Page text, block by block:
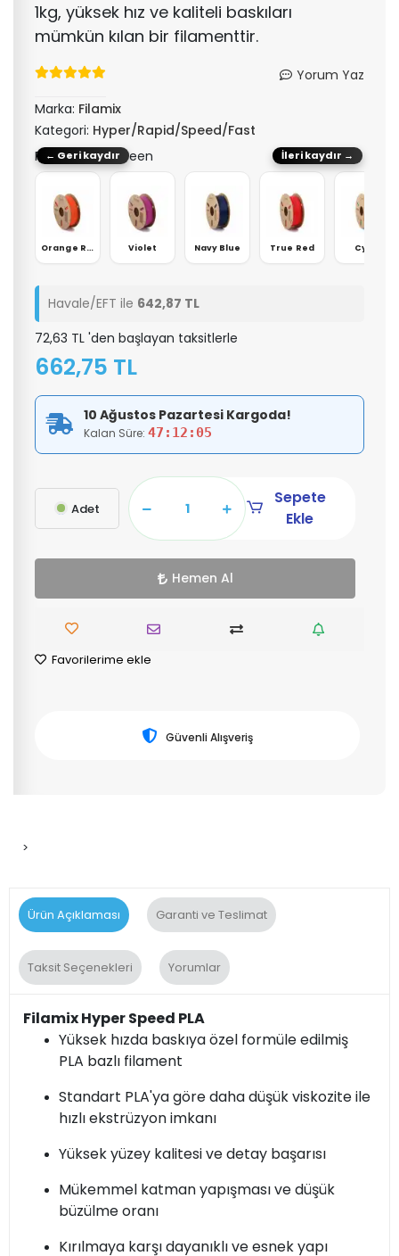
1kg, yüksek hız ve kaliteli baskıları
mümkün kılan bir filamenttir.
Yorum Yaz
Marka: Filamix
Kategori: Hyper/Rapid/Speed/Fast
Renk: Blakısh Green
Orange Red Violet Navy Blue True Red Cyan
← Geri kaydır İleri kaydır →
Havale/EFT ile 642,87 TL
72,63 TL 'den başlayan taksitlerle
662,75 TL
10 Ağustos Pazartesi Kargoda!
Kalan Süre: 47:12:04
Adet
Sepete
Ekle
Hemen Al
Favorilerime ekle
Güvenli Alışveriş
>
Ürün Açıklaması Garanti ve Teslimat
Taksit Seçenekleri Yorumlar
Filamix HyperSpeed PLA
Yüksek hızda baskıya özel formüle edilmiş
PLA bazlı filament
Standart PLA'ya göre daha düşük viskozite ile
hızlı ekstrüzyon imkanı
Yüksek yüzey kalitesi ve detay başarısı
Mükemmel katman yapışması ve düşük
büzülme oranı
Kırılmaya karşı dayanıklı ve esnek yapı